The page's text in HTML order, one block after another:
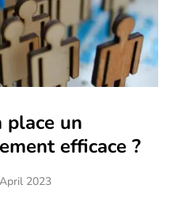
place un
efficace ?
2023